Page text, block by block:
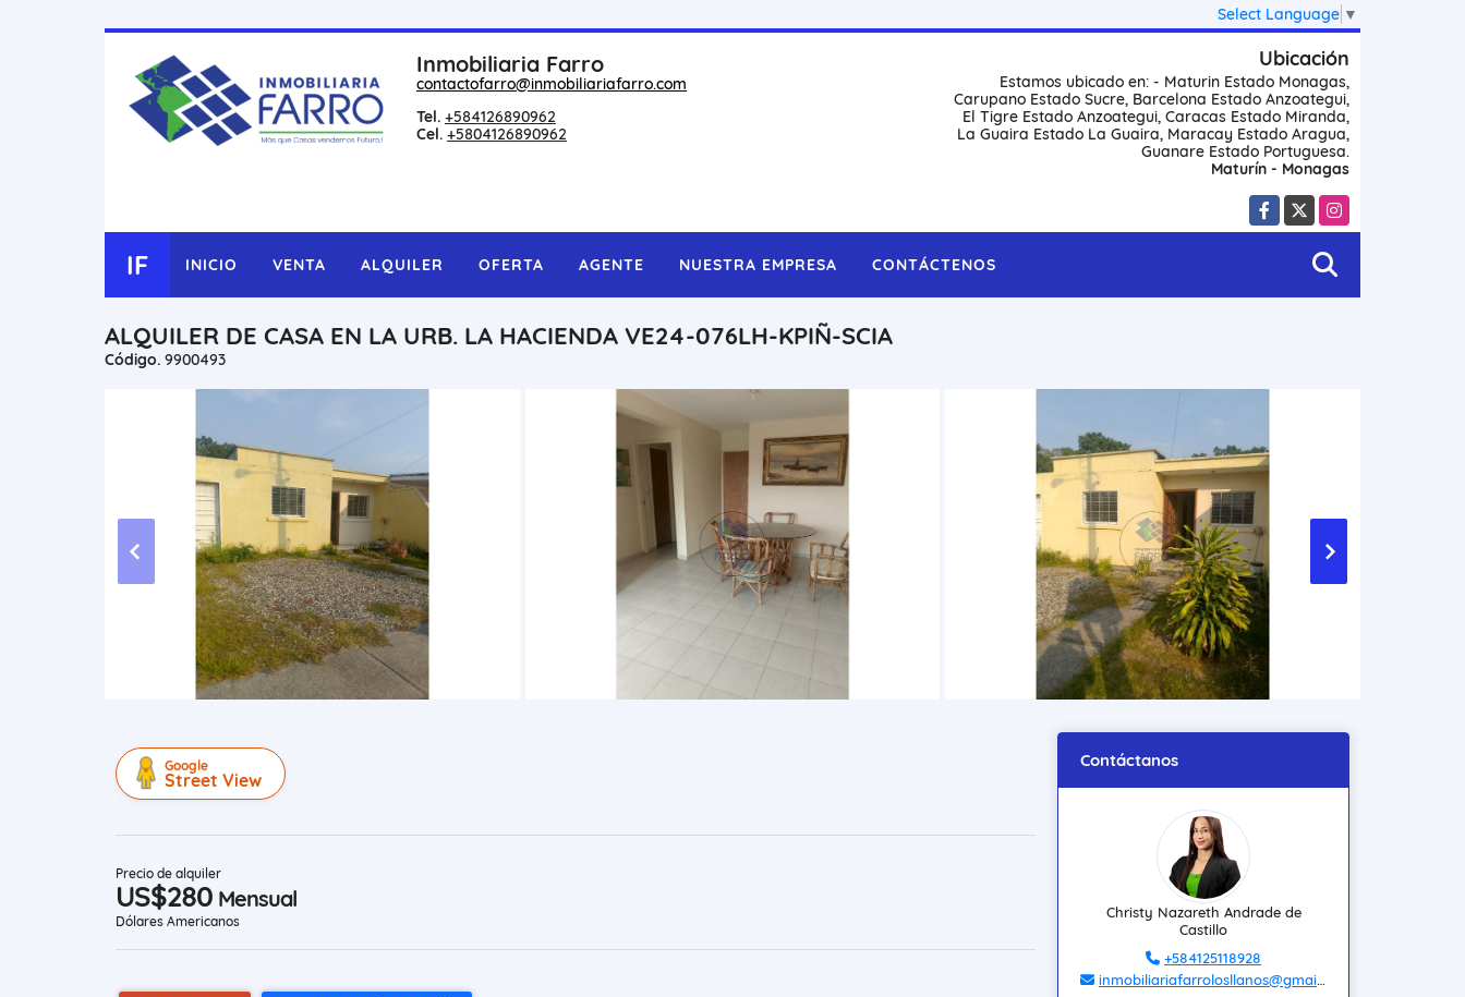
Select Language ▼
Inmobiliaria Farro
contactofarro@inmobiliariafarro.com
Tel. +584126890962
Cel. +5804126890962
Ubicación
Estamos ubicado en: - Maturin Estado Monagas,
Carupano Estado Sucre, Barcelona Estado Anzoategui,
El Tigre Estado Anzoategui, Caracas Estado Miranda,
La Guaira Estado La Guaira, Maracay Estado Aragua,
Guanare Estado Portuguesa.
Maturín - Monagas
Facebook
X Instagram
IF INICIO VENTA ALQUILER OFERTA AGENTE NUESTRA EMPRESA CONTÁCTENOS
ALQUILER DE CASA EN LA URB. LA HACIENDA VE24-076LH-KPIÑ-SCIA
Código. 9900493
Google
Street View
Precio de alquiler
US$280 Mensual
Dólares Americanos
Contáctanos
Christy Nazareth Andrade de
Castillo
+584125118928
inmobiliariafarrolosllanos@gmail.com